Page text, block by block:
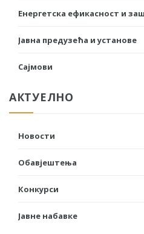
Енергетска ефикасност и
Јавна предузећа и установе
Сајмови
АКТУЕЛНО
Новости
Обавјештења
Конкурси
Јавне набавке